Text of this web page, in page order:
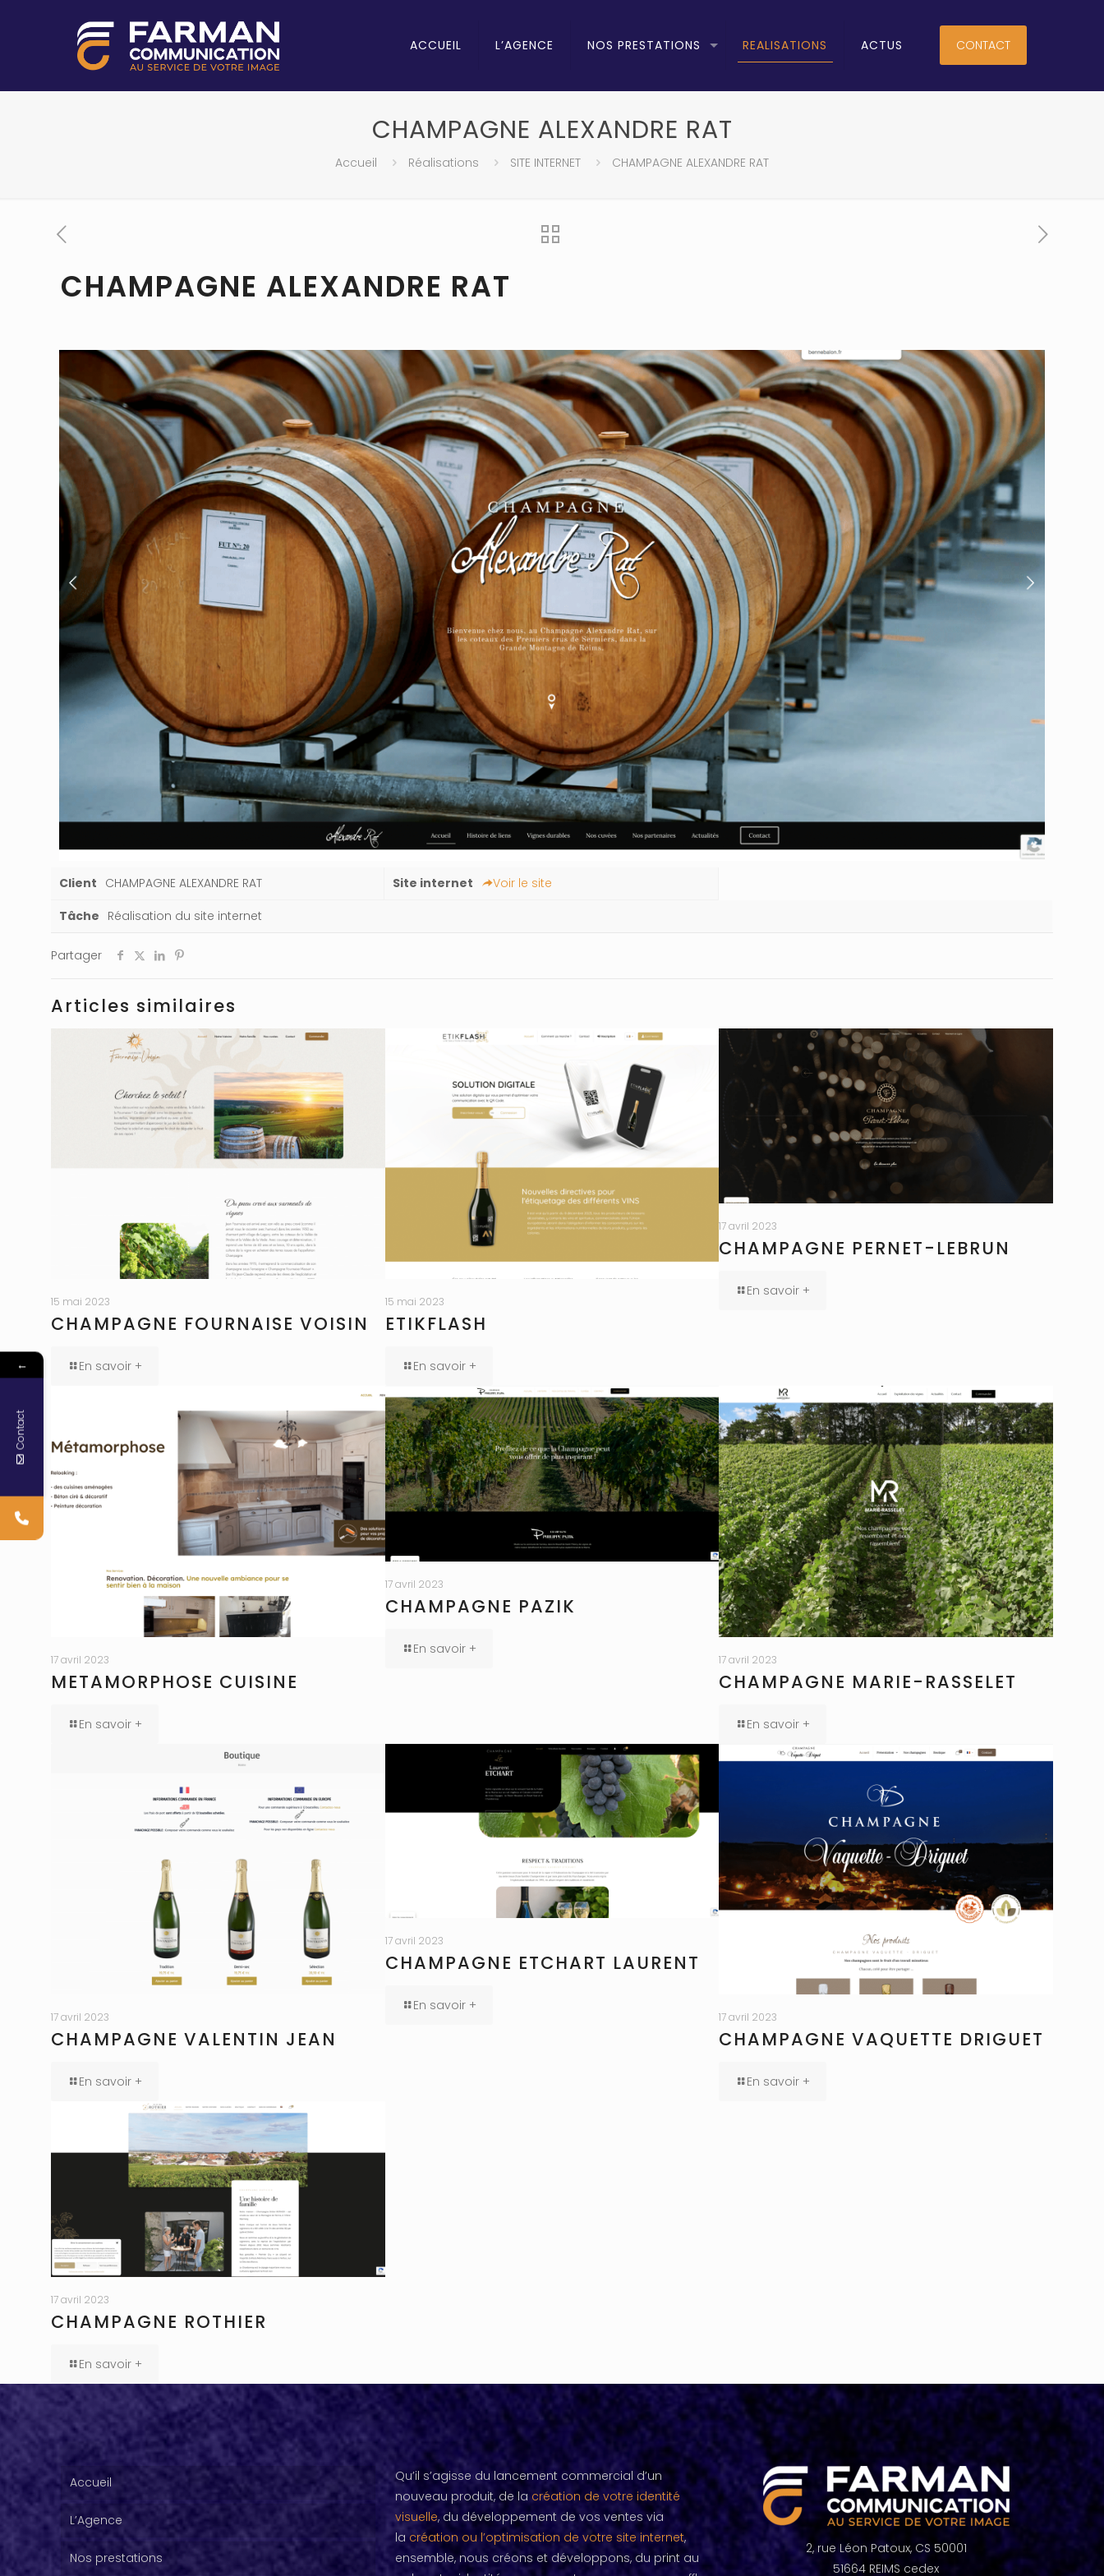
ACCUEIL L’AGENCE NOS PRESTATIONS REALISATIONS ACTUS CONTACT
CHAMPAGNE ALEXANDRE RAT
Accueil Réalisations SITE INTERNET CHAMPAGNE ALEXANDRE RAT
CHAMPAGNE ALEXANDRE RAT
Client CHAMPAGNE ALEXANDRE RAT Site internet
Voir le site
Tâche Réalisation du site internet
Partager
Articles similaires
15 mai 2023
CHAMPAGNE FOURNAISE VOISIN
En savoir +
15 mai 2023
ETIKFLASH
En savoir +
17 avril 2023
CHAMPAGNE PERNET-LEBRUN
En savoir +
17 avril 2023
METAMORPHOSE CUISINE
En savoir +
17 avril 2023
CHAMPAGNE PAZIK
En savoir +
17 avril 2023
CHAMPAGNE MARIE-RASSELET
En savoir +
17 avril 2023
CHAMPAGNE VALENTIN JEAN
En savoir +
17 avril 2023
CHAMPAGNE ETCHART LAURENT
En savoir +
17 avril 2023
CHAMPAGNE VAQUETTE DRIGUET
En savoir +
17 avril 2023
CHAMPAGNE ROTHIER
En savoir +
Accueil
L’Agence
Nos prestations
Qu’il s’agisse du lancement commercial d’un
nouveau produit, de la création de votre identité
visuelle, du développement de vos ventes via
la création ou l’optimisation de votre site internet,
ensemble, nous créons et développons, du print au
2, rue Léon Patoux, CS 50001
51664 REIMS cedex
←
Contact